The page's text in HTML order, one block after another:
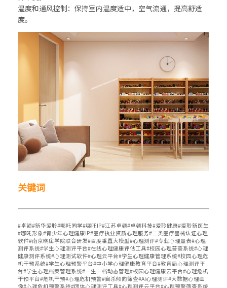
温度和通风控制：保持室内温度适中，空气流通，提高舒适
度。
关键词
#卓顿#新华爱聆#哪吒同学#哪吒IP#江苏卓顿#卓顿科技#爱聆健康#爱聆新医生
#哪吒形象#青少年心理健康IP#医疗执业资质心理服务#二类医疗器械认证心理
软件#南京晓庄学院联合研发#百度垂直大模型#心理测评#专业心理量表#心理
测评系统#学生心理测评平台#在线心理健康评估工具#校园心理普查系统#心理
健康测评系统#心理测试软件#心理云平台#学生心理健康管理系统#校园心理危
机干预系统#学生心理预警平台#中小学心理健康教育平台#教育局心理测评平
台#学生心理档案管理系统#一生一档动态管理#校园心理健康云平台#心理危机
干预平台#危机干预#心理危机预警#自杀倾向筛查#AI心理测评#大数据心理画
像#心理危机预警系统#团体心理测评工具#心理测评云平台#心理预警筛查系统